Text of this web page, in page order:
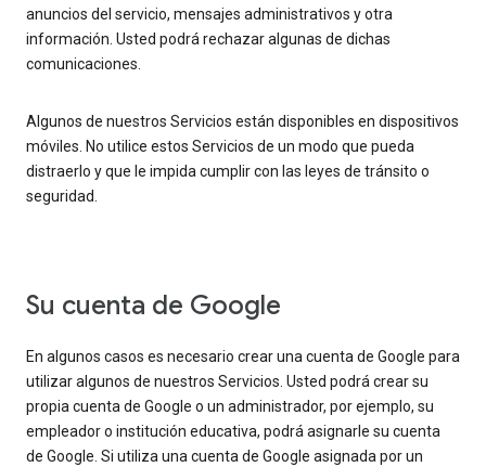
anuncios del servicio, mensajes administrativos y otra
información. Usted podrá rechazar algunas de dichas
comunicaciones.
Algunos de nuestros Servicios están disponibles en dispositivos
móviles. No utilice estos Servicios de un modo que pueda
distraerlo y que le impida cumplir con las leyes de tránsito o
seguridad.
Su cuenta de Google
En algunos casos es necesario crear una cuenta de Google para
utilizar algunos de nuestros Servicios. Usted podrá crear su
propia cuenta de Google o un administrador, por ejemplo, su
empleador o institución educativa, podrá asignarle su cuenta
de Google. Si utiliza una cuenta de Google asignada por un